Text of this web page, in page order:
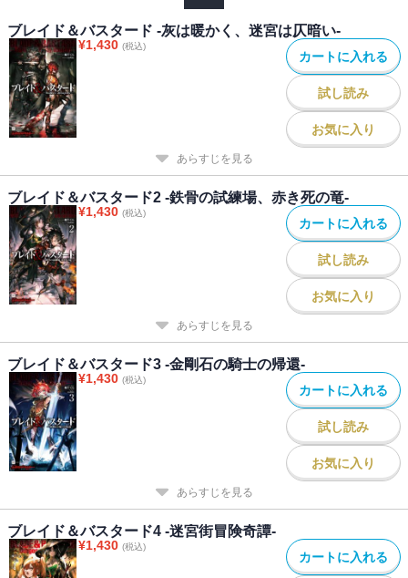
ブレイド＆バスタード -灰は暖かく、迷宮は仄暗い-
¥1,430 (税込)
カートに入れる
試し読み
お気に入り
あらすじを見る
ブレイド＆バスタード2 -鉄骨の試練場、赤き死の竜-
¥1,430 (税込)
カートに入れる
試し読み
お気に入り
あらすじを見る
ブレイド＆バスタード3 -金剛石の騎士の帰還-
¥1,430 (税込)
カートに入れる
試し読み
お気に入り
あらすじを見る
ブレイド＆バスタード4 -迷宮街冒険奇譚-
¥1,430 (税込)
カートに入れる